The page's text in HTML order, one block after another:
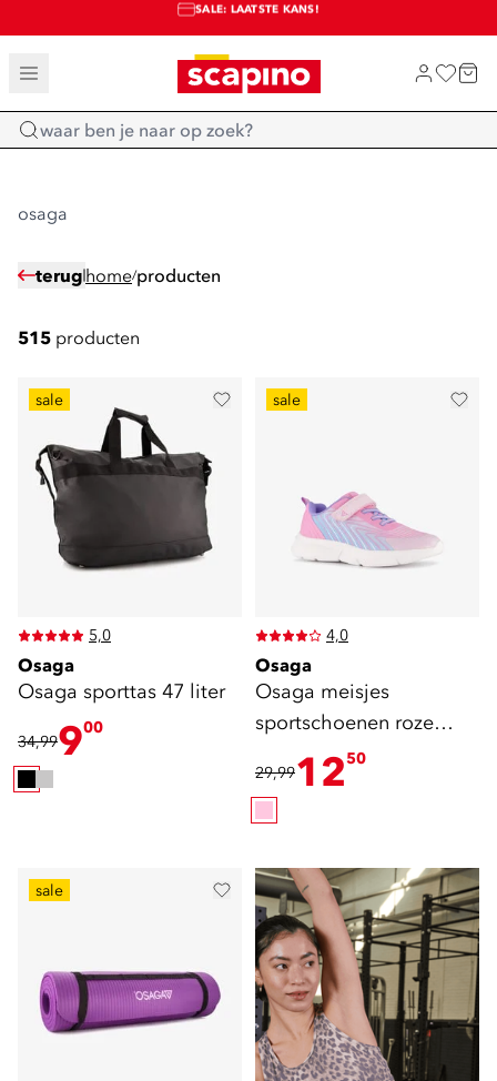
TOT 70% KORTING OP SALE
SALE: LAATSTE KANS!
SHOP NIEUW
Home
osaga
terug home/producten
515 producten
sale
5,0
Osaga
Osaga sporttas 47 liter
34,99900
sale
4,0
Osaga
Osaga meisjes
sportschoenen roze
blauw
29,991250
sale shop sportkleding